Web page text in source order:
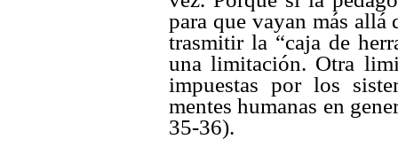
para que vayan más allá
trasmitir la “caja de
una limitación. Otra
impuestas por los
mentes humanas en
35-36).